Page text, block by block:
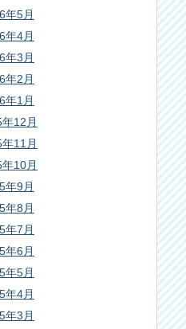
年5月
年4月
年3月
年2月
年1月
12月
11月
10月
年9月
年8月
年7月
年6月
年5月
年4月
年3月